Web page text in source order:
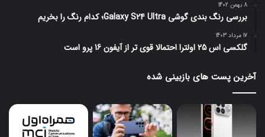
8 بهمن 1402
بررسی رنگ بندی گوشی Galaxy S24 Ultra؛ کدام رنگ را بخریم
17 مرداد 1403
گلکسی اس 25 اولترا احتمالا قوی تر از آیفون 16 پرو است
آخرین پست های بازبینی شده